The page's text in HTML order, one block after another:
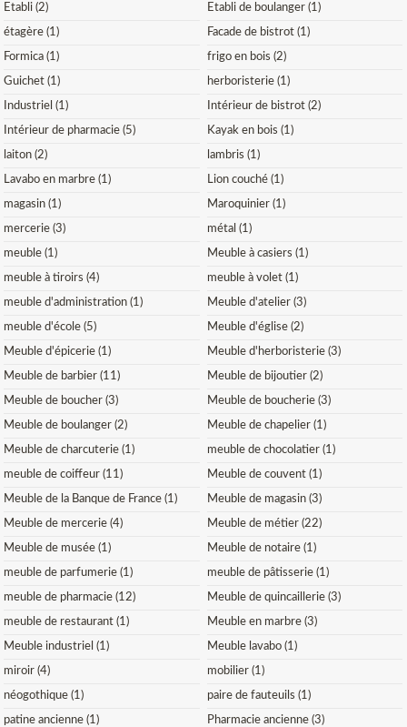
Etabli (2) Etabli de boulanger (1)
étagère (1) Facade de bistrot (1)
Formica (1) frigo en bois (2)
Guichet (1) herboristerie (1)
Industriel (1) Intérieur de bistrot (2)
Intérieur de pharmacie (5) Kayak en bois (1)
laiton (2) lambris (1)
Lavabo en marbre (1) Lion couché (1)
magasin (1) Maroquinier (1)
mercerie (3) métal (1)
meuble (1) Meuble à casiers (1)
meuble à tiroirs (4) meuble à volet (1)
meuble d'administration (1) Meuble d'atelier (3)
meuble d'école (5) Meuble d'église (2)
Meuble d'épicerie (1) Meuble d'herboristerie (3)
Meuble de barbier (11) Meuble de bijoutier (2)
Meuble de boucher (3) Meuble de boucherie (3)
Meuble de boulanger (2) Meuble de chapelier (1)
Meuble de charcuterie (1) meuble de chocolatier (1)
meuble de coiffeur (11) Meuble de couvent (1)
Meuble de la Banque de France (1) Meuble de magasin (3)
Meuble de mercerie (4) Meuble de métier (22)
Meuble de musée (1) Meuble de notaire (1)
meuble de parfumerie (1) meuble de pâtisserie (1)
meuble de pharmacie (12) Meuble de quincaillerie (3)
meuble de restaurant (1) Meuble en marbre (3)
Meuble industriel (1) Meuble lavabo (1)
miroir (4) mobilier (1)
néogothique (1) paire de fauteuils (1)
patine ancienne (1) Pharmacie ancienne (3)